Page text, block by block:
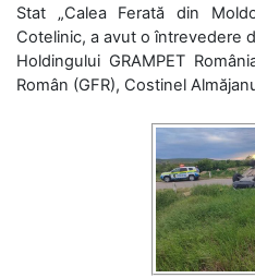
Stat „Calea Ferată din
Cotelinic, a avut o întrevedere
Holdingului GRAMPET
Român (GFR), Costinel